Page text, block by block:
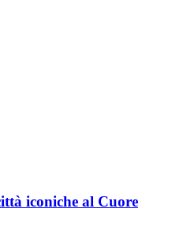
iconiche al Cuore